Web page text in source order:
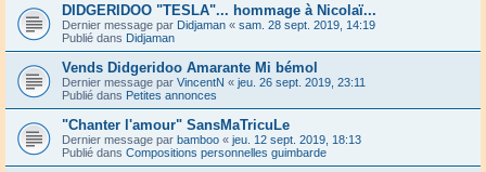
DIDGERIDOO "TESLA"... hommage à Nicolaï...
Dernier message par Didjaman « sam. 28 sept. 2019, 14:19
Publié dans Didjaman
Vends Didgeridoo Amarante Mi bémol
Dernier message par VincentN « jeu. 26 sept. 2019, 23:11
Publié dans Petites annonces
"Chanter l'amour" SansMaTricuLe
Dernier message par bamboo « jeu. 12 sept. 2019, 18:13
Publié dans Compositions personnelles guimbarde